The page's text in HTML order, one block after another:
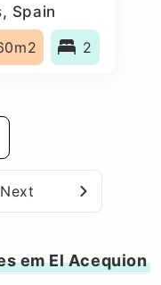
Spain
2
Next
em El Acequion